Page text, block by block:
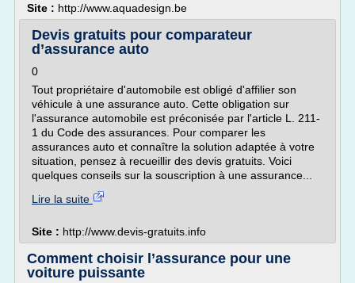
Site : http://www.aquadesign.be
Devis gratuits pour comparateur
d’assurance auto
0
Tout propriétaire d'automobile est obligé d'affilier son
véhicule à une assurance auto. Cette obligation sur
l'assurance automobile est préconisée par l'article L. 211-
1 du Code des assurances. Pour comparer les
assurances auto et connaître la solution adaptée à votre
situation, pensez à recueillir des devis gratuits. Voici
quelques conseils sur la souscription à une assurance...
Lire la suite
Site : http://www.devis-gratuits.info
Comment choisir l’assurance pour une
voiture puissante